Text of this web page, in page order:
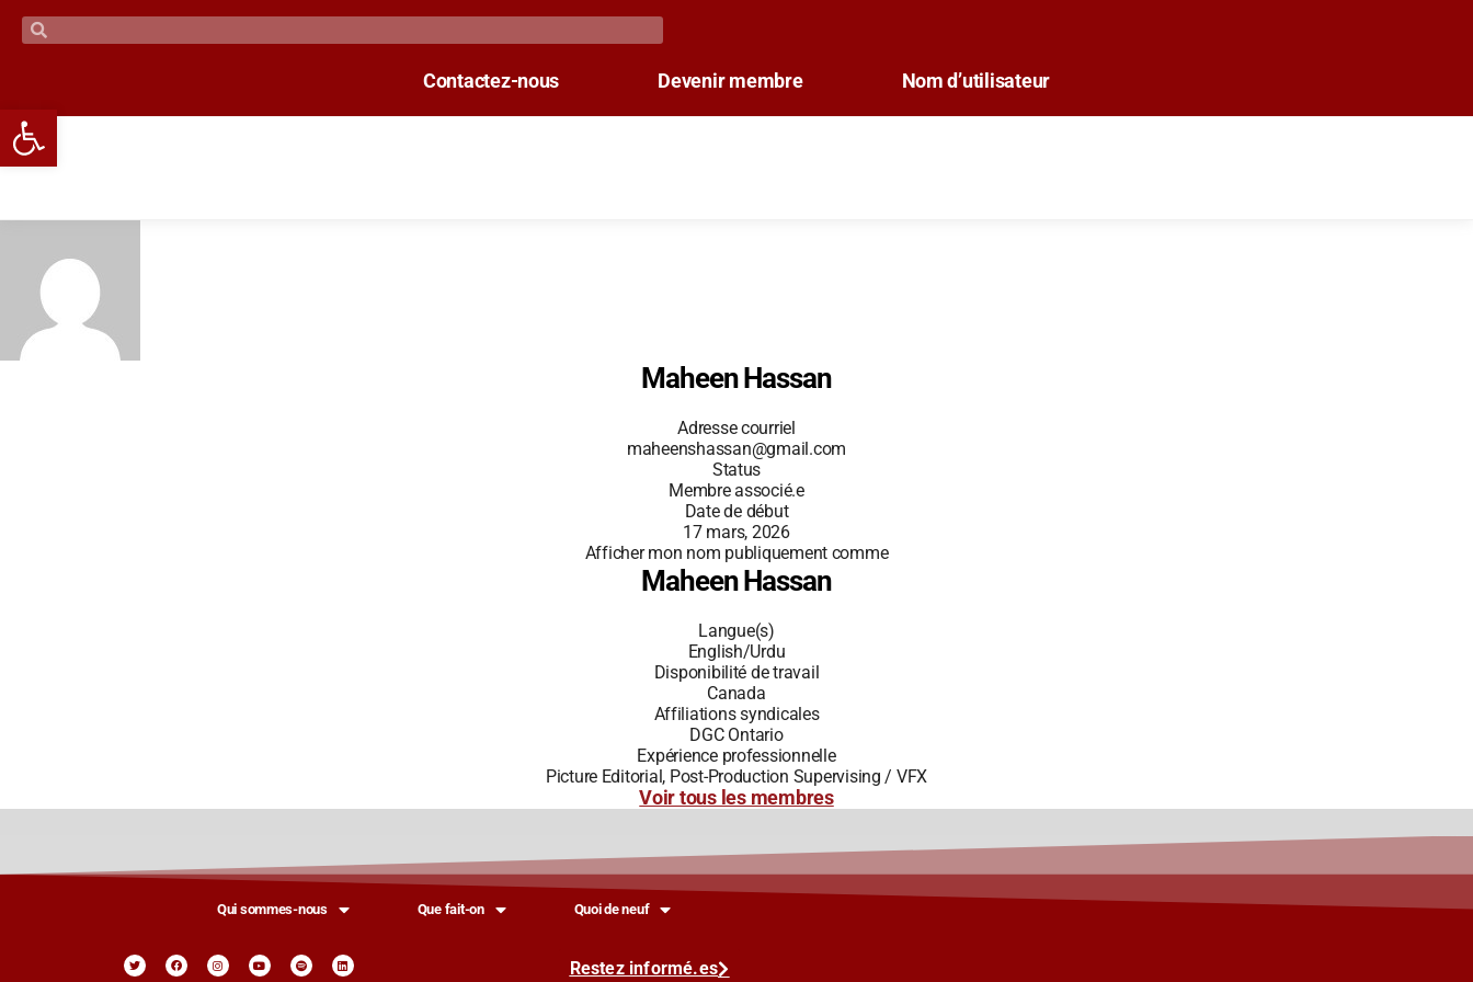
Contactez-nous Devenir membre Nom d’utilisateur
Maheen Hassan
Adresse courriel
maheenshassan@gmail.com
Status
Membre associé.e
Date de début
17 mars, 2026
Afficher mon nom publiquement comme
Maheen Hassan
Langue(s)
English/Urdu
Disponibilité de travail
Canada
Affiliations syndicales
DGC Ontario
Expérience professionnelle
Picture Editorial, Post-Production Supervising / VFX
Voir tous les membres
Qui sommes-nous Que fait-on Quoi de neuf
Restez informé.es